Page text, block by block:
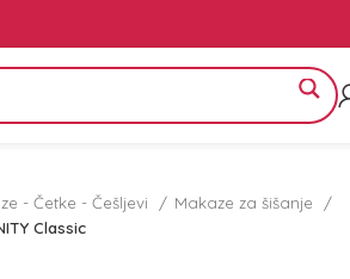
- Četke - Češljevi
Makaze za šišanje
Classic